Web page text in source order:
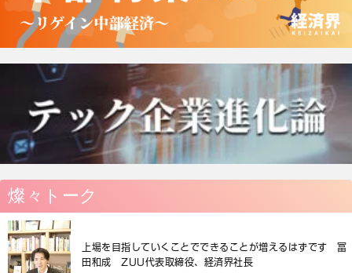
燦々トーク
上場を目指していくことでできることが増えるはずです 冨
田和成 ZUU代表取締役、経済界社長